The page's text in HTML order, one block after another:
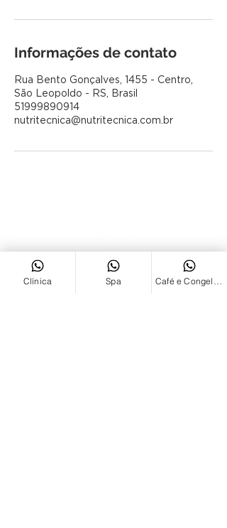
Informações de contato
Rua Bento Gonçalves, 1455 - Centro,
São Leopoldo - RS, Brasil
51999890914
nutritecnica@nutritecnica.com.br
Clínica Spa